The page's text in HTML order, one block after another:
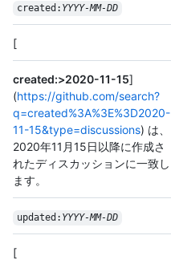
created: YYYY-MM-DD
[
created:>2020-11-15]
(https://github.com/search?
q=created%3A%3E%3D2020-
11-15&type=discussions) は、
2020年11月15日以降に作成さ
れたディスカッションに一致し
ます。
updated: YYYY-MM-DD
[